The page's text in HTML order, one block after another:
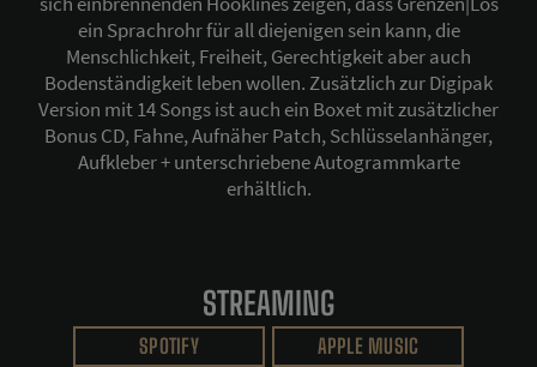
ein Sprachrohr für all diejenigen sein kann, die
Menschlichkeit, Freiheit, Gerechtigkeit aber auch
Bodenständigkeit leben wollen. Zusätzlich zur Digipak
Version mit 14 Songs ist auch ein Boxet mit zusätzlicher
Bonus CD, Fahne, Aufnäher Patch, Schlüsselanhänger,
Aufkleber + unterschriebene Autogrammkarte
erhältlich.
STREAMING
SPOTIFY
APPLE MUSIC